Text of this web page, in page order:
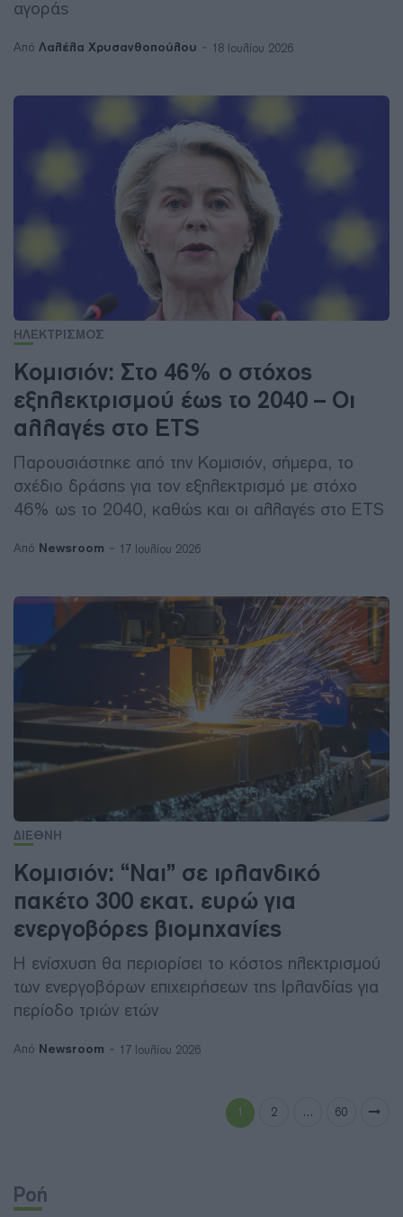
αγοράς
Από Λαλέλα Χρυσανθοπούλου 18 Ιουλίου 2026
ΗΛΕΚΤΡΙΣΜΟΣ
Κομισιόν: Στο 46% ο στόχος
εξηλεκτρισμού έως το 2040 – Οι
αλλαγές στο ETS
Παρουσιάστηκε από την Κομισιόν, σήμερα, το
σχέδιο δράσης για τον εξηλεκτρισμό με στόχο
46% ως το 2040, καθώς και οι αλλαγές στο ETS
Από Newsroom 17 Ιουλίου 2026
ΔΙΕΘΝΗ
Κομισιόν: “Ναι” σε ιρλανδικό
πακέτο 300 εκατ. ευρώ για
ενεργοβόρες βιομηχανίες
Η ενίσχυση θα περιορίσει το κόστος ηλεκτρισμού
των ενεργοβόρων επιχειρήσεων της Ιρλανδίας για
περίοδο τριών ετών
Από Newsroom 17 Ιουλίου 2026
1 2 … 60
Ροή